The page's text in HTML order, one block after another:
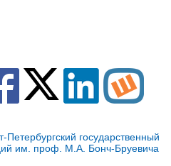
государственный
им. проф. М.А. Бонч-Бруевича